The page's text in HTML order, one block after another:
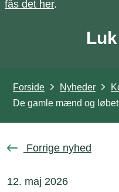
fås det her.
Luk
Forside Nyheder
De gamle mænd og løbet
Forrige nyhed
12. maj 2026